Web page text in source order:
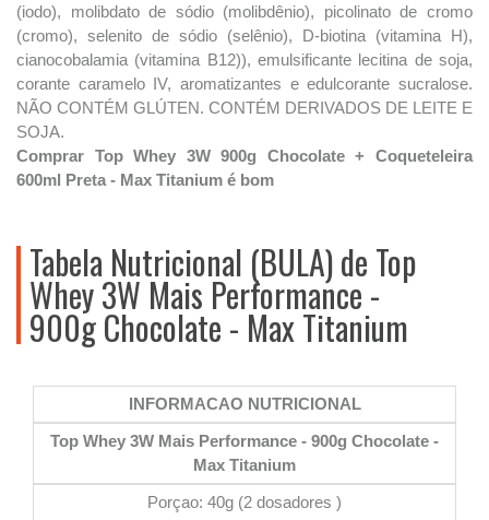
(iodo), molibdato de sódio (molibdênio), picolinato de cromo
(cromo), selenito de sódio (selênio), D-biotina (vitamina H),
cianocobalamia (vitamina B12)), emulsificante lecitina de soja,
corante caramelo IV, aromatizantes e edulcorante sucralose.
NÃO CONTÉM GLÚTEN. CONTÉM DERIVADOS DE LEITE E
SOJA.
Comprar Top Whey 3W 900g Chocolate + Coqueteleira
600ml Preta - Max Titanium é bom
Tabela Nutricional (BULA) de Top
Whey 3W Mais Performance -
900g Chocolate - Max Titanium
INFORMACAO NUTRICIONAL
Top Whey 3W Mais Performance - 900g Chocolate -
Max Titanium
Porçao: 40g (2 dosadores )